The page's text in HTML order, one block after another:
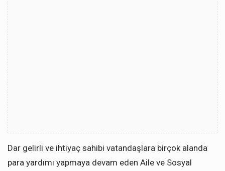
Dar gelirli ve ihtiyaç sahibi vatandaşlara birçok alanda
para yardımı yapmaya devam eden Aile ve Sosyal